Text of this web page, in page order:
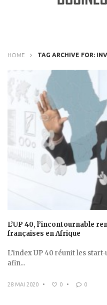
HOME TAG ARCHIVE FOR:
L’UP 40, l’incontournable
françaises en Afrique
L’index UP 40 réunit les
afin...
28 MAI 2020 • 0 • 0